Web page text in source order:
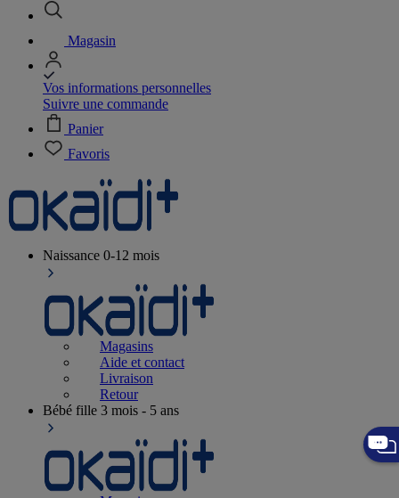
Magasin
Vos informations personnelles
Suivre une commande
Panier
Favoris
Naissance 0-12 mois
Magasins
Aide et contact
Livraison
Retour
Bébé fille 3 mois - 5 ans